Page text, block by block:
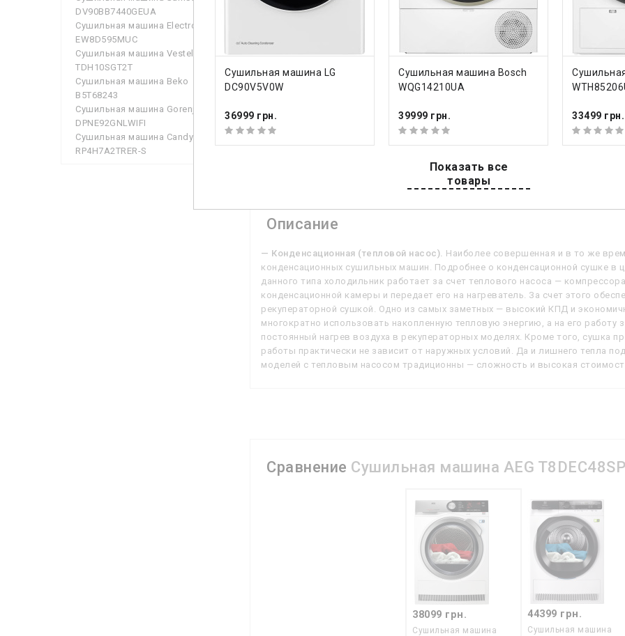
КУПИТЬ
Сушильная машина LG
DC90V5V0W
36999 грн.
КУПИТЬ
Сушильная машина Bosch
WQG14210UA
39999 грн. 33499 грн.
Показать все
товары
DV90BB7440GEUA
Сушильная машина Electrolux
EW8D595MUC
Сушильная машина Vestel
TDH10SGT2T
Сушильная машина Beko
B5T68243
Сушильная машина Gorenje
DPNE92GNLWIFI
Сушильная машина Candy
RP4H7A2TRER-S
Слив в канализацию +
Характеристики
Загрузка 8 кг
конденсационная
Описание
— Конденсационная (тепловой насос). Наиболее совершенная и в то же
конденсационных сушильных машин. Подробнее о конденсационной сушке
данного типа холодильник работает за счет теплового насоса —
конденсационной камеры и передает его на нагреватель. За счет этого
рекуператорной сушкой. Одно из самых заметных — высокий КПД и
многократно использовать накопленную тепловую энергию, а на его работу
постоянный нагрев воздуха в рекуператорных моделях. Кроме того, сушка
работы практически не зависит от наружных условий. Да и лишнего тепла
моделей с тепловым насосом традиционны — сложность и высокая
Сравнение Сушильная машина AEG T8DEC48SP
38099 грн.
Сушильная машина
44399 грн.
Сушильная машина